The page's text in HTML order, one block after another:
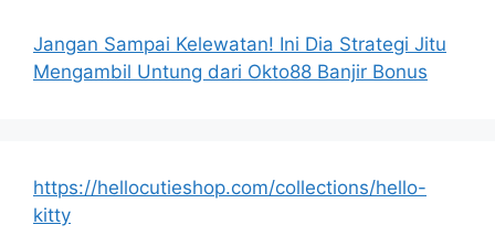
Jangan Sampai Kelewatan! Ini Dia Strategi Jitu
Mengambil Untung dari Okto88 Banjir Bonus
https://hellocutieshop.com/collections/hello-
kitty